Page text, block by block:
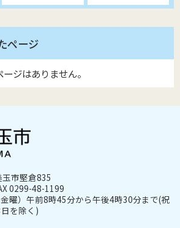
ページ
ジはありません。
市堅倉835
0299-48-1199
曜）午前8時45分から午後4時30分まで(祝
を除く)